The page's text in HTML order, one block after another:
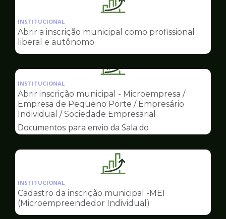
Ilustração
pagina
Sala
Empreendedor
INSTITUCIONAL
Abrir a inscrição municipal como profissional
liberal e autônomo
Ilustração
pagina
de
Sala
do
Empreendedor
INSTITUCIONAL
Abrir inscrição municipal - Microempresa /
Empresa de Pequeno Porte / Empresário
Individual / Sociedade Empresarial
Documentos para envio da Sala do
Ilustração
pagina
de
Sala
INSTITUCIONAL
Cadastro da inscrição municipal -MEI
(Microempreendedor Individual)